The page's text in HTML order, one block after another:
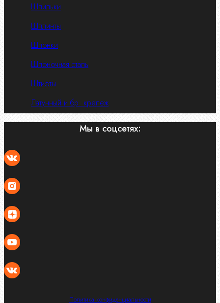
Шпильки
Шплинты
Шпонки
Шпоночная сталь
Штифты
Латунный и бр. крепеж
Мы в соцсетях:
Политика конфиденциальности